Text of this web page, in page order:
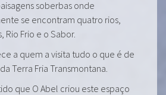
soberbas onde
se encontram quatro rios,
Rio Frio e o Sabor.
a quem a visita tudo o que é de
Terra Fria Transmontana.
que O Abel criou este espaço